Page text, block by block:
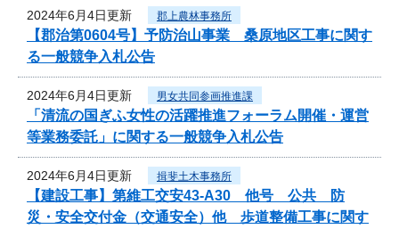
2024年6月4日更新 郡上農林事務所
【郡治第0604号】予防治山事業 桑原地区工事に関す
る一般競争入札公告
2024年6月4日更新 男女共同参画推進課
「清流の国ぎふ女性の活躍推進フォーラム開催・運営
等業務委託」に関する一般競争入札公告
2024年6月4日更新 揖斐土木事務所
【建設工事】第維工交安43-A30 他号 公共 防
災・安全交付金（交通安全）他 歩道整備工事に関す